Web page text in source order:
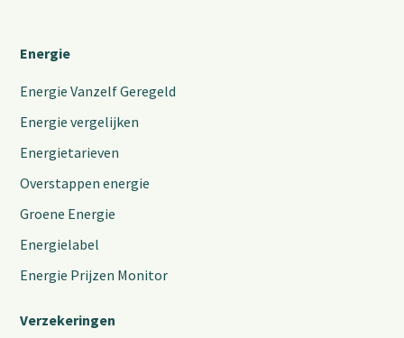
Energie
Energie Vanzelf Geregeld
Energie vergelijken
Energietarieven
Overstappen energie
Groene Energie
Energielabel
Energie Prijzen Monitor
Verzekeringen